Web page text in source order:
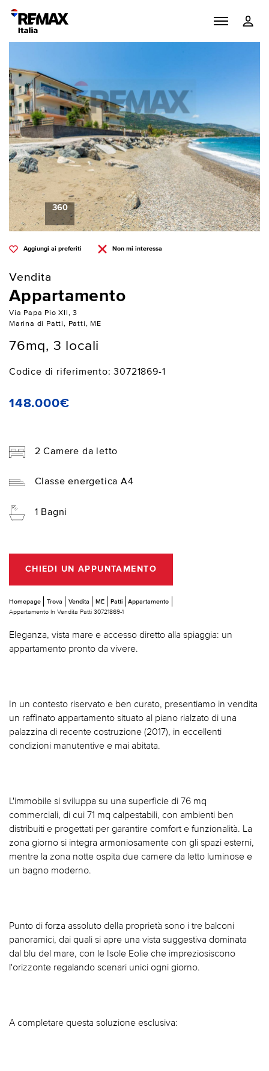
360
Aggiungi ai preferiti Non mi interessa
Vendita
Appartamento
Via Papa Pio XII, 3
Marina di Patti, Patti, ME
76mq, 3 locali
Codice di riferimento: 30721869-1
148.000€
2 Camere da letto
Classe energetica A4
1 Bagni
CHIEDI UN APPUNTAMENTO
Homepage Trova Vendita ME Patti
Appartamento
Appartamento In Vendita Patti 30721869-1
Eleganza, vista mare e accesso diretto alla spiaggia: un
appartamento pronto da vivere.
In un contesto riservato e ben curato, presentiamo in vendita
un raffinato appartamento situato al piano rialzato di una
palazzina di recente costruzione (2017), in eccellenti
condizioni manutentive e mai abitata.
L'immobile si sviluppa su una superficie di 76 mq
commerciali, di cui 71 mq calpestabili, con ambienti ben
distribuiti e progettati per garantire comfort e funzionalità. La
zona giorno si integra armoniosamente con gli spazi esterni,
mentre la zona notte ospita due camere da letto luminose e
un bagno moderno.
Punto di forza assoluto della proprietà sono i tre balconi
panoramici, dai quali si apre una vista suggestiva dominata
dal blu del mare, con le Isole Eolie che impreziosiscono
l'orizzonte regalando scenari unici ogni giorno.
A completare questa soluzione esclusiva: